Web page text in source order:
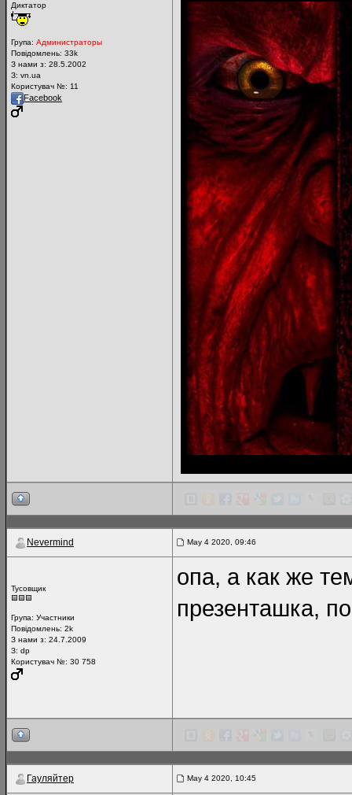
Диктатор
Група: Администраторы
Повідомлень: 33k
З нами з: 28.5.2002
З: vn.ua
Користувач №: 11
Facebook
Nevermind May 4 2020, 09:46
Тусовщик
Група: Участники
Повідомлень: 2k
З нами з: 24.7.2009
З: dp
Користувач №: 30 758
опа, а как же
презенташка,
Гауляйтер May 4 2020, 10:45